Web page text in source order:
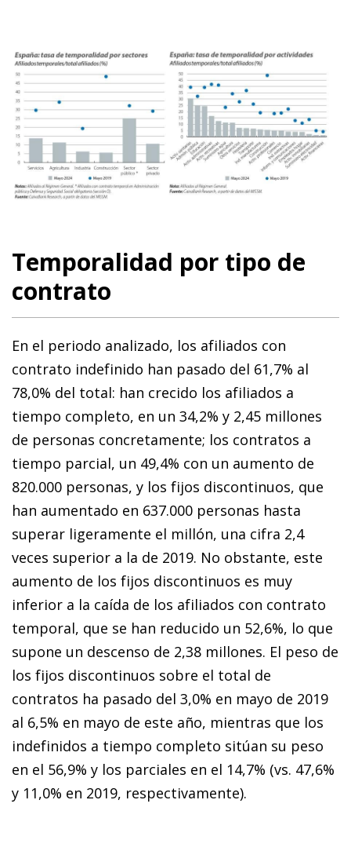
Temporalidad por tipo de
contrato
En el periodo analizado, los afiliados con
contrato indefinido han pasado del 61,7% al
78,0% del total: han crecido los afiliados a
tiempo completo, en un 34,2% y 2,45 millones
de personas concretamente; los contratos a
tiempo parcial, un 49,4% con un aumento de
820.000 personas, y los fijos discontinuos, que
han aumentado en 637.000 personas hasta
superar ligeramente el millón, una cifra 2,4
veces superior a la de 2019. No obstante, este
aumento de los fijos discontinuos es muy
inferior a la caída de los afiliados con contrato
temporal, que se han reducido un 52,6%, lo que
supone un descenso de 2,38 millones. El peso de
los fijos discontinuos sobre el total de
contratos ha pasado del 3,0% en mayo de 2019
al 6,5% en mayo de este año, mientras que los
indefinidos a tiempo completo sitúan su peso
en el 56,9% y los parciales en el 14,7% (vs. 47,6%
y 11,0% en 2019, respectivamente).